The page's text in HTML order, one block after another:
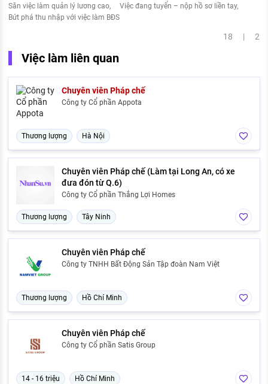
Săn việc làm quản lý lương cao
Việc đang tuyển – nộp hồ sơ liền tay
Bứt phá thu nhập với việc làm BĐS
18 | 2
Việc làm liên quan
Chuyên viên Pháp chế
Công ty Cổ phần Appota
Thương lượng Hà Nội
Chuyên viên Pháp chế (Làm tại Long An, có xe
đưa đón từ Q.6)
Công ty Cổ phần Thắng Lợi Homes
Thương lượng Tây Ninh
Chuyên viên Pháp chế
Công ty TNHH Bất Động Sản Tập đoàn Nam Việt
Thương lượng Hồ Chí Minh
Chuyên viên Pháp chế
Công ty Cổ phần Satis Group
14 - 16 triệu Hồ Chí Minh